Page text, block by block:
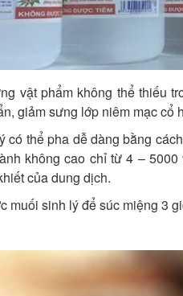
vật phẩm không thể thiếu
giảm sưng lớp niêm mạc cổ
có thể pha dễ dàng bằng
không cao chỉ từ 4 –
của dung dịch.
muối sinh lý để súc miệng 3